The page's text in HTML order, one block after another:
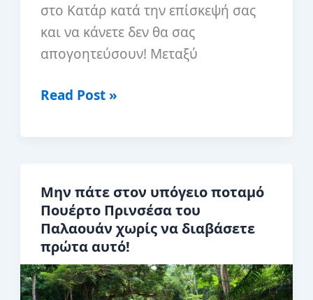
στο Κατάρ κατά την επίσκεψή σας
και να κάνετε δεν θα σας
απογοητεύσουν! Μεταξύ
ΚΑΤΑΡ
να
κάνετε
και
σε
πόσες
Read Post »
Μην πάτε στον υπόγειο ποταμό
Πουέρτο Πρινσέσα του
Παλαουάν χωρίς να διαβάσετε
πρώτα αυτό!